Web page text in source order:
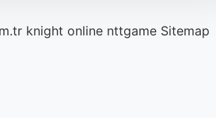
knight online nttgame Sitemap